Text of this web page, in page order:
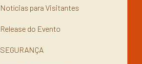
Notícias para Visitantes
Release do Evento
SEGURANÇA